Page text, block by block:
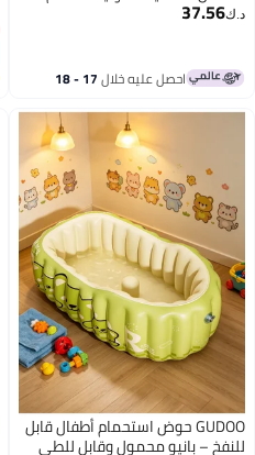
تدريب ذكي – أزرق
د.ك‏37.56
احصل عليه خلال 17 - 18
اغسطس
GUDOO حوض استحمام أطفال قابل
للنفخ – بانيو محمول وقابل للطي